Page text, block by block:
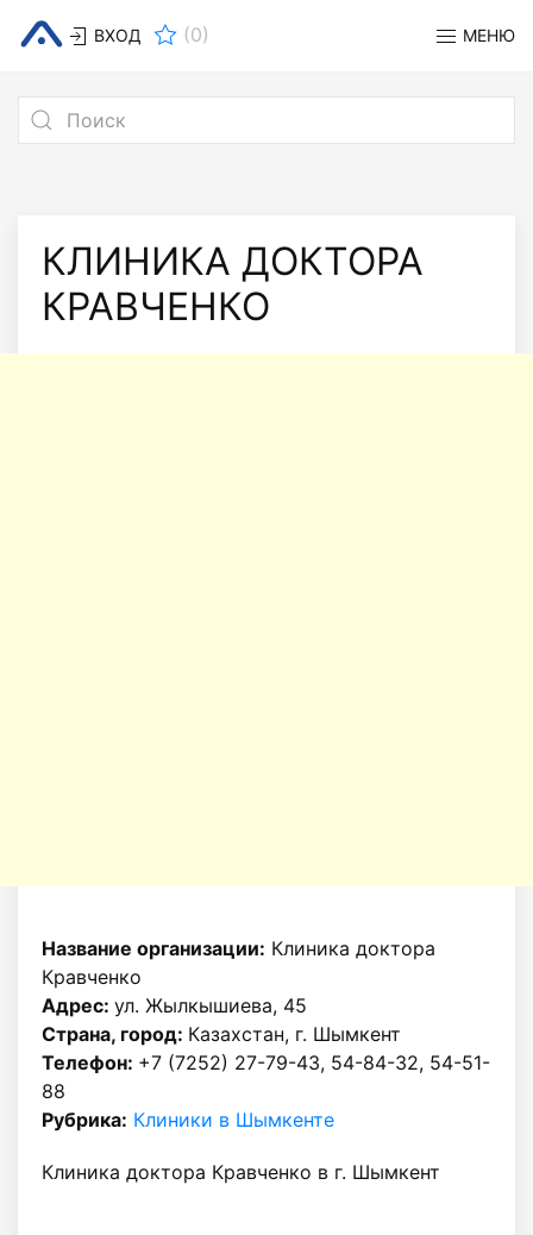
ВХОД (0) МЕНЮ
КЛИНИКА ДОКТОРА
КРАВЧЕНКО
Название организации: Клиника доктора
Кравченко
Адрес: ул. Жылкышиева, 45
Страна, город: Казахстан, г. Шымкент
Телефон: +7 (7252) 27-79-43, 54-84-32, 54-51-
88
Рубрика: Клиники в Шымкенте
Клиника доктора Кравченко в г. Шымкент